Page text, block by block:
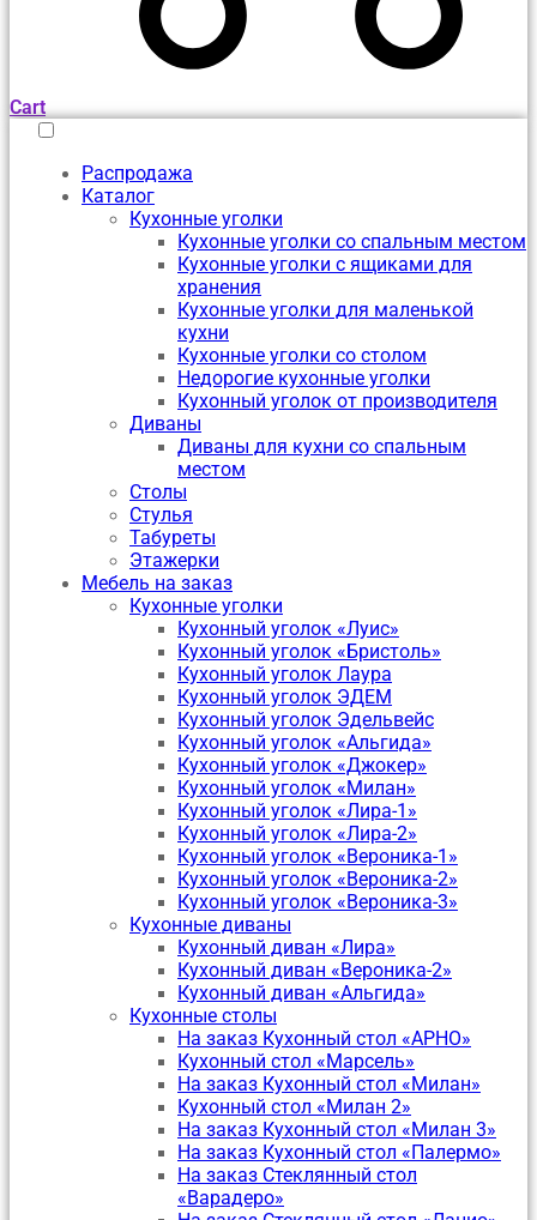
Cart
Распродажа
Каталог
Кухонные уголки
Кухонные уголки со спальным местом
Кухонные уголки с ящиками для
хранения
Кухонные уголки для маленькой
кухни
Кухонные уголки со столом
Недорогие кухонные уголки
Кухонный уголок от производителя
Диваны
Диваны для кухни со спальным
местом
Столы
Стулья
Табуреты
Этажерки
Мебель на заказ
Кухонные уголки
Кухонный уголок «Луис»
Кухонный уголок «Бристоль»
Кухонный уголок Лаура
Кухонный уголок ЭДЕМ
Кухонный уголок Эдельвейс
Кухонный уголок «Альгида»
Кухонный уголок «Джокер»
Кухонный уголок «Милан»
Кухонный уголок «Лира-1»
Кухонный уголок «Лира-2»
Кухонный уголок «Вероника-1»
Кухонный уголок «Вероника-2»
Кухонный уголок «Вероника-3»
Кухонные диваны
Кухонный диван «Лира»
Кухонный диван «Вероника-2»
Кухонный диван «Альгида»
Кухонные столы
На заказ Кухонный стол «АРНО»
Кухонный стол «Марсель»
На заказ Кухонный стол «Милан»
Кухонный стол «Милан 2»
На заказ Кухонный стол «Милан 3»
На заказ Кухонный стол «Палермо»
На заказ Стеклянный стол
«Варадеро»